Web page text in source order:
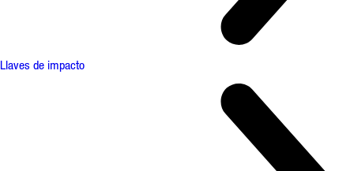
Llaves de impacto